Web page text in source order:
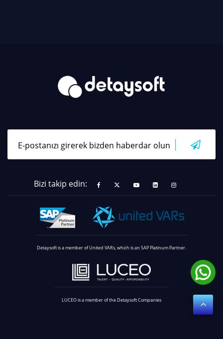
Bizi takip edin:
Detaysoft is a member of United VARs, which is an SAP Platinum Partner.
LUCEO is a member of the Detaysoft Companies